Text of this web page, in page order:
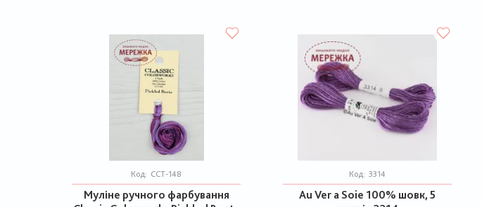
Код: CCT-148
Муліне ручного фарбування
Код: 3314
Au Ver a Soie 100% шовк, 5